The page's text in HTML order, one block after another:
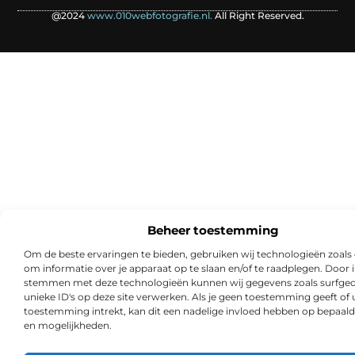
Beheer toestemming
Om de beste ervaringen te bieden, gebruiken wij technologieën zoals
om informatie over je apparaat op te slaan en/of te raadplegen. Door
stemmen met deze technologieën kunnen wij gegevens zoals
unieke ID's op deze site verwerken. Als je geen toestemming geeft of
toestemming intrekt, kan dit een nadelige invloed hebben op
en mogelijkheden.
@2024 www.010webfotografie.nl. All Right Reserved.